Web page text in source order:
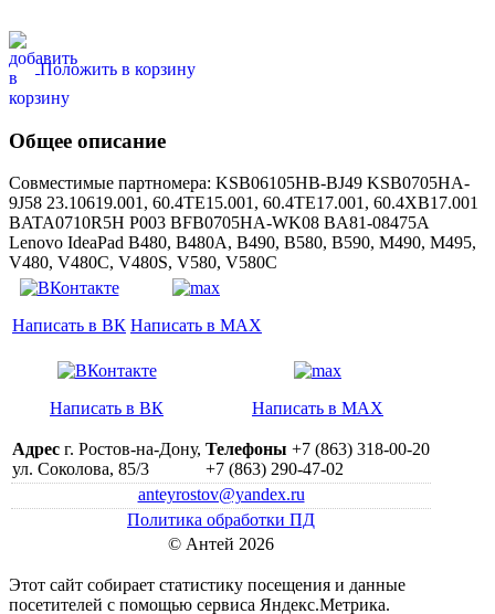
Положить в корзину
Общее описание
Совместимые партномера: KSB06105HB-BJ49 KSB0705HA-
9J58 23.10619.001, 60.4TE15.001, 60.4TE17.001, 60.4XB17.001
BATA0710R5H P003 BFB0705HA-WK08 BA81-08475A
Lenovo IdeaPad B480, B480A, B490, B580, B590, M490, M495,
V480, V480C, V480S, V580, V580C
Написать в ВК Написать в MAX
Написать в ВК Написать в MAX
Адрес г. Ростов-на-Дону,
ул. Соколова, 85/3
Телефоны +7 (863) 318-00-20
+7 (863) 290-47-02
anteyrostov@yandex.ru
Политика обработки ПД
© Антей 2026
Этот сайт собирает статистику посещения и данные
посетителей c помощью сервиса Яндекс.Метрика.